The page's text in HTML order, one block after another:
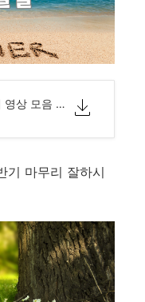
5 6월 인사말 문구 이미지 영상 모음 문자 안부.png
기 마무리 잘하시